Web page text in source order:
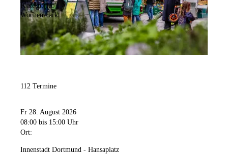
Kategorie:
Wochenmarkt
112 Termine
Fr 28. August 2026
08:00 bis 15:00 Uhr
Ort:
Innenstadt Dortmund - Hansaplatz